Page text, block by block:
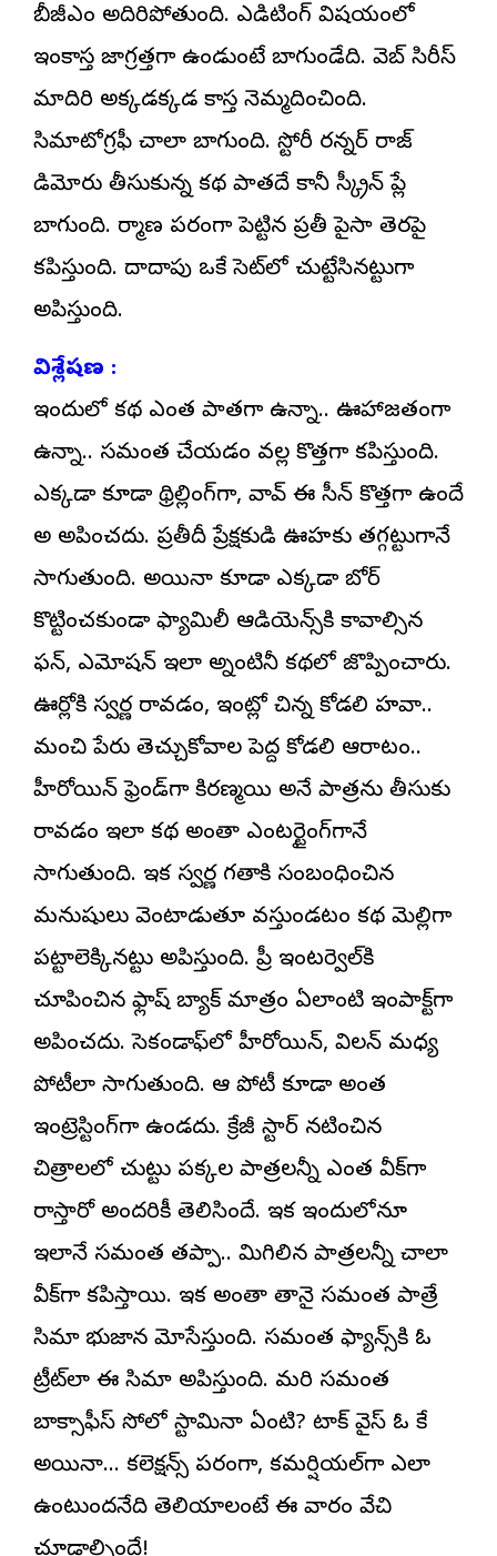
బీజీఎం అదిరిపోతుంది. ఎడిటింగ్ విషయంలో
ఇంకాస్త జాగ్రత్తగా ఉండుంటే బాగుండేది. వెబ్ సిరీస్
మాదిరి అక్కడక్కడ కాస్త నెమ్మదించింది.
సినిమాటోగ్రఫీ చాలా బాగుంది. స్టోరీ రన్నర్ రాజ్
నిడిమోరు తీసుకున్న కథ పాతదే కానీ స్క్రీన్ ప్లే
బాగుంది. నిర్మాణ పరంగా పెట్టిన ప్రతీ పైసా తెరపై
కనిపిస్తుంది. దాదాపు ఒకే సెట్‌లో చుట్టేసినట్టుగా
అనిపిస్తుంది.
విశ్లేషణ :
ఇందులోని కథ ఎంత పాతగా ఉన్నా.. ఊహాజనితంగా
ఉన్నా.. సమంత చేయడం వల్ల కొత్తగా కనిపిస్తుంది.
ఎక్కడా కూడా థ్రిల్లింగ్‌గా, వావ్ ఈ సీన్ కొత్తగా ఉందే
అని అనిపించదు. ప్రతీదీ ప్రేక్షకుడి ఊహకు తగ్గట్టుగానే
సాగుతుంది. అయినా కూడా ఎక్కడా బోర్
కొట్టించకుండా ఫ్యామిలీ ఆడియెన్స్‌కి కావాల్సిన
ఫన్, ఎమోషన్ ఇలా అన్నింటినీ కథలో జొప్పించారు.
ఊర్లోకి స్వర్ణ రావడం, ఇంట్లో చిన్న కోడలి హవా..
మంచి పేరు తెచ్చుకోవాలని పెద్ద కోడలి ఆరాటం..
హీరోయిన్ ఫ్రెండ్‌గా కిరణ్మయి అనే పాత్రను తీసుకు
రావడం ఇలా కథ అంతా ఎంటర్టైనింగ్‌గానే
సాగుతుంది. ఇక స్వర్ణ గతానికి సంబంధించిన
మనుషులు వెంటాడుతూ వస్తుండటం కథ మెల్లిగా
పట్టాలెక్కినట్టు అనిపిస్తుంది. ప్రీ ఇంటర్వెల్‌కి
చూపించిన ఫ్లాష్ బ్యాక్ మాత్రం ఏలాంటి ఇంపాక్ట్‌గా
అనిపించదు. సెకండాఫ్‌లో హీరోయిన్, విలన్ మధ్య
పోటీలా సాగుతుంది. ఆ పోటీ కూడా అంత
ఇంట్రెస్టింగ్‌గా ఉండదు. క్రేజీ స్టార్ నటించిన
చిత్రాలలో చుట్టు పక్కల పాత్రలన్నీ ఎంత వీక్‌గా
రాస్తారో అందరికీ తెలిసిందే. ఇక ఇందులోనూ
ఇలానే సమంత తప్పా.. మిగిలిన పాత్రలన్నీ చాలా
వీక్‌గా కనిపిస్తాయి. ఇక అంతా తానై సమంత పాత్రే
సినిమాని భుజాన మోసేస్తుంది. సమంత ఫ్యాన్స్‌కి ఓ
ట్రీట్‌లా ఈ సినిమా అనిపిస్తుంది. మరి సమంత
బాక్సాఫీస్ సోలో స్టామినా ఏంటి? టాక్ వైస్ ఓ కే
అయినా… కలెక్షన్స్ పరంగా, కమర్షియల్‌గా ఎలా
ఉంటుందనేది తెలియాలంటే ఈ వారం వేచి